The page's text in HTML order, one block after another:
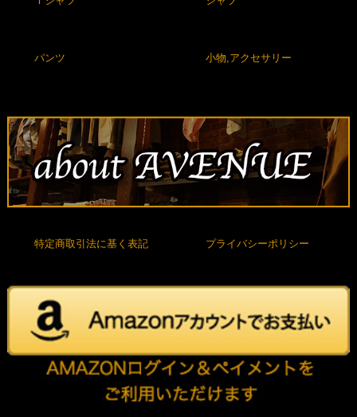
パンツ 小物,アクセサリー
特定商取引法に基く表記 プライバシーポリシー